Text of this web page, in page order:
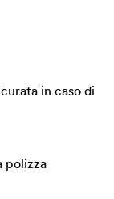
in caso di
polizza